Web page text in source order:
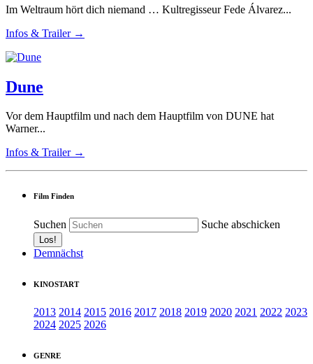
Im Weltraum hört dich niemand … Kultregisseur Fede Álvarez...
Infos & Trailer →
Dune
Vor dem Hauptfilm und nach dem Hauptfilm von DUNE hat
Warner...
Infos & Trailer →
Film Finden
Suchen Suche abschicken
Demnächst
KINOSTART
2013 2014 2015 2016 2017 2018 2019 2020 2021 2022 2023
2024 2025 2026
GENRE